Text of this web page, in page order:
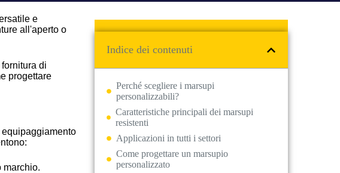
e
all'aperto o
di
progettare
marchio.
Indice dei contenuti
Perché scegliere i marsupi
personalizzabili?
Caratteristiche principali dei marsupi
resistenti
Applicazioni in tutti i settori
Come progettare un marsupio
personalizzato